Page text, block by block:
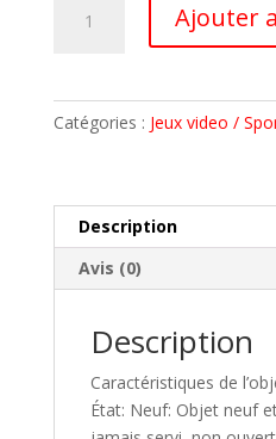
ZELDA
BOOK
HISTORIA
VERSION
ANGLAISE
Ajouter
Catégories : Jeux video /
Description
Avis (0)
Description
Caractéristiques de
État: Neuf: Objet neuf